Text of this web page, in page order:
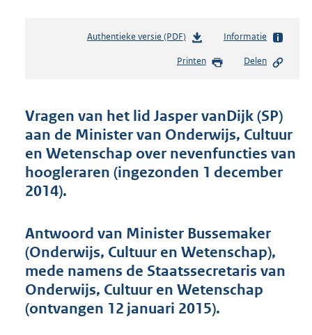
Authentieke versie (PDF)b
s
d
s
g
r
t
e
:
5
1
b
Informatie
Printen Delen
Vragen van het lid Jasper vanDijk (SP)
aan de Minister van Onderwijs, Cultuur
en Wetenschap over nevenfuncties van
hoogleraren (ingezonden 1 december
2014).
Antwoord van Minister Bussemaker
(Onderwijs, Cultuur en Wetenschap),
mede namens de Staatssecretaris van
Onderwijs, Cultuur en Wetenschap
(ontvangen 12 januari 2015).